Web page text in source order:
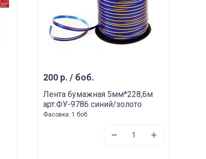
200 р. / боб.
Лента бумажная 5мм*228,6м
арт.ФУ-9786 синий/золото
Фасовка: 1 боб